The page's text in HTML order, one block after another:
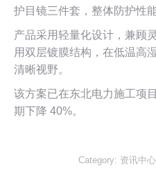
护目镜三件套，整体防护性
产品采用轻量化设计，兼顾
用双层镀膜结构，在低温高
清晰视野。
该方案已在东北电力施工项
期下降 40%。
Category: 资讯中心